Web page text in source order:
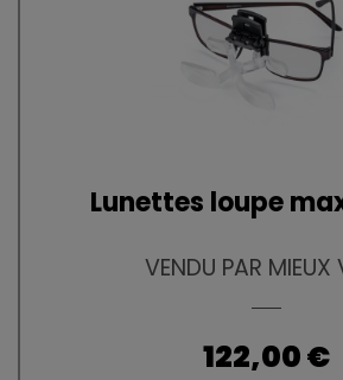
Lunettes loupe
VENDU PAR MIEUX
Prix
122,00 €